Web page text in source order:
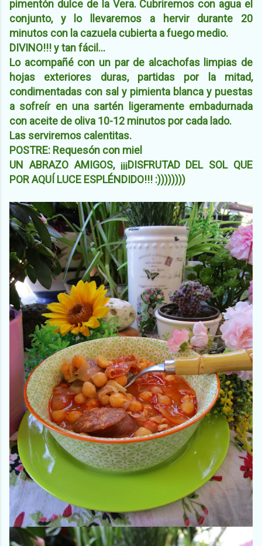
pimentón dulce de la Vera. Cubriremos con agua el
conjunto, y lo llevaremos a hervir durante 20
minutos con la cazuela cubierta a fuego medio.
DIVINO!!! y tan fácil...
Lo acompañé con un par de alcachofas limpias de
hojas exteriores duras, partidas por la mitad,
condimentadas con sal y pimienta blanca y puestas
a sofreír en una sartén ligeramente embadurnada
con aceite de oliva 10-12 minutos por cada lado.
Las serviremos calentitas.
POSTRE: Requesón con miel
UN ABRAZO AMIGOS, ¡¡¡DISFRUTAD DEL SOL QUE
POR AQUÍ LUCE ESPLÉNDIDO!!! :))))))))